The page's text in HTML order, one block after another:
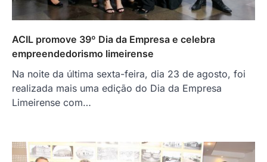
ACIL promove 39º Dia da Empresa e celebra
empreendedorismo limeirense
Na noite da última sexta-feira, dia 23 de agosto, foi
realizada mais uma edição do Dia da Empresa
Limeirense com…